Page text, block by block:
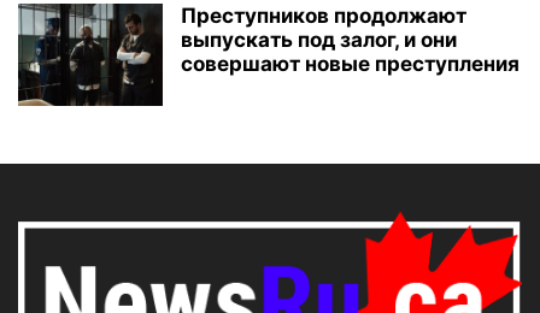
Преступников продолжают
выпускать под залог, и они
совершают новые преступления